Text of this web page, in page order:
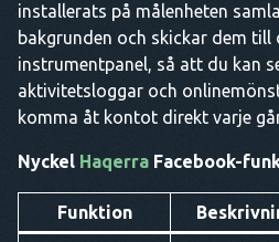
installerats på målenheten
bakgrunden och skickar dem till
instrumentpanel, så att du kan
aktivitetsloggar och
komma åt kontot direkt varje
Nyckel Haqerra Facebook-
Funktion